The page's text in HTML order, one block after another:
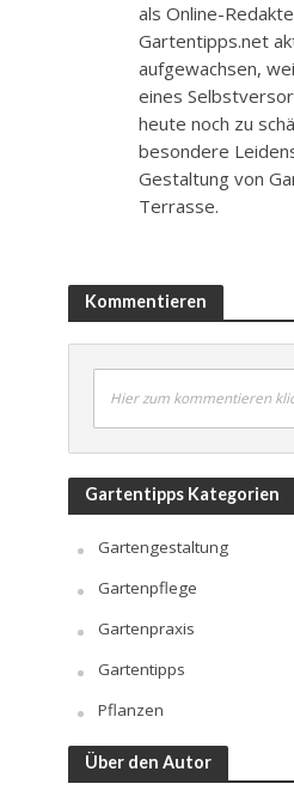
als Online-
Gartentipps.net
aufgewachsen,
eines
heute noch zu
besondere
Gestaltung von
Terrasse.
Kommentieren
Hier zum kommentieren
Gartentipps Kategorien
Gartengestaltung
Gartenpflege
Gartenpraxis
Gartentipps
Pflanzen
Über den Autor